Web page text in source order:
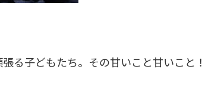
る子どもたち。その甘いこと甘いこと！